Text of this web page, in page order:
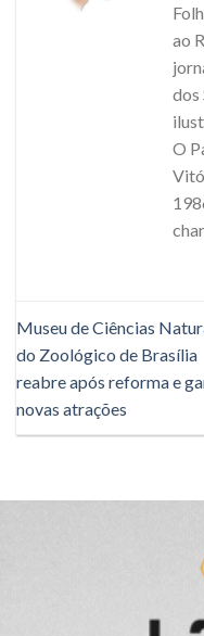
ao
dos
O
Museu de Ciências
do Zoológico de Brasília
reabre após reforma e
novas atrações